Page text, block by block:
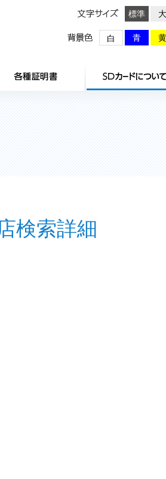
標準 大
背景色
白 青 黄
検索詳細